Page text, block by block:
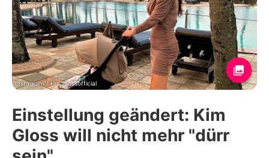
Filme & Serien
Lifestyle
Familie & Liebe
Promiflash Exklusiv
Alle Themen auf Promiflash
Instagram / kim_glossofficial
Einstellung geändert: Kim
Gloss will nicht mehr "dürr